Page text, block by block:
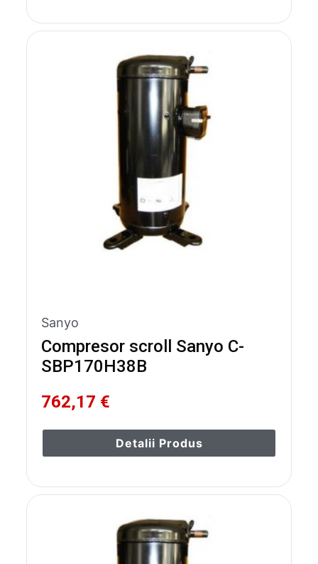
Sanyo
Compresor scroll Sanyo C-
SBP170H38B
762,17 €
Detalii Produs